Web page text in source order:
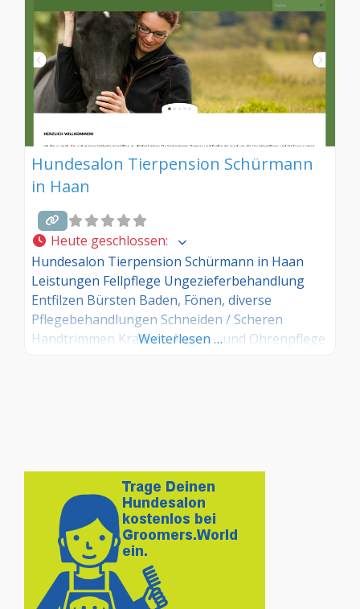
Hundesalon Tierpension Schürmann
in Haan
Heute geschlossen:
Hundesalon Tierpension Schürmann in Haan
Leistungen Fellpflege Ungezieferbehandlung
Entfilzen Bürsten Baden, Fönen, diverse
Pflegebehandlungen Schneiden / Scheren
Handtrimmen Krallen-, Augen-, und Ohrenpflege
Weiterlesen …